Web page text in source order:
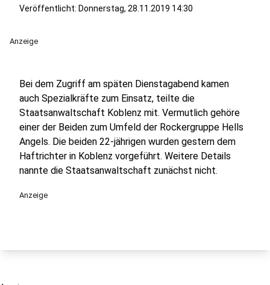
Veröffentlicht: Donnerstag, 28.11.2019 14:30
Anzeige
Bei dem Zugriff am späten Dienstagabend kamen
auch Spezialkräfte zum Einsatz, teilte die
Staatsanwaltschaft Koblenz mit. Vermutlich gehöre
einer der Beiden zum Umfeld der Rockergruppe Hells
Angels. Die beiden 22-jährigen wurden gestern dem
Haftrichter in Koblenz vorgeführt. Weitere Details
nannte die Staatsanwaltschaft zunächst nicht.
Anzeige